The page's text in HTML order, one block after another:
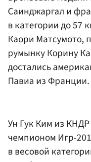
Саинджаргал и
в категории до 57
Каори Матсумото,
румынку Корину
достались
Павиа из Франции.
Ун Гук Ким из
чемпионом Игр-
в весовой